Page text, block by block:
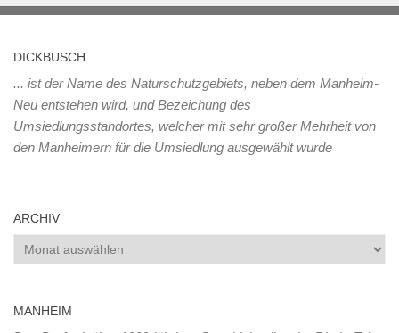
DICKBUSCH
... ist der Name des Naturschutzgebiets, neben dem Manheim-
Neu entstehen wird, und Bezeichung des
Umsiedlungsstandortes, welcher mit sehr großer Mehrheit von
den Manheimern für die Umsiedlung ausgewählt wurde
ARCHIV
Archiv
MANHEIM